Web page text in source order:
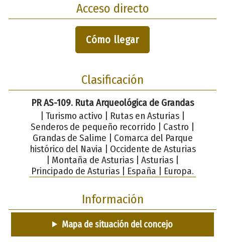
Acceso directo
Cómo llegar
Clasificación
PR AS-109. Ruta Arqueológica de Grandas
| Turismo activo | Rutas en Asturias |
Senderos de pequeño recorrido | Castro |
Grandas de Salime | Comarca del Parque
histórico del Navia | Occidente de Asturias
| Montaña de Asturias | Asturias |
Principado de Asturias | España | Europa.
Información
Mapa de situación del concejo